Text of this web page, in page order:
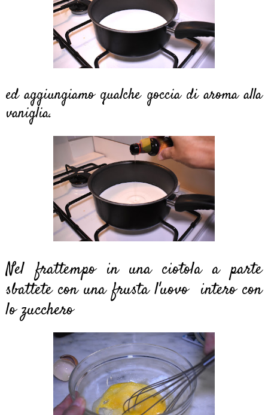
ed aggiungiamo qualche goccia di aroma alla
vaniglia.
Nel frattempo in una ciotola a parte
sbattete con una frusta l'uovo intero con
lo zucchero